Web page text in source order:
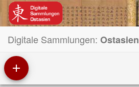
Digitale Sammlungen: Ostasien